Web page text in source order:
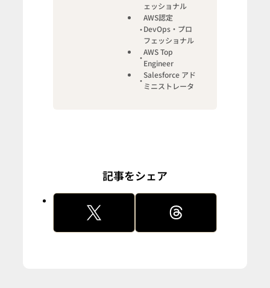
ェッショナル
AWS認定
DevOps・プロ
フェッショナル
AWS Top
Engineer
Salesforce アド
ミニストレータ
記事をシェア